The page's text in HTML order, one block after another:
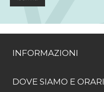
INFORMAZIONI
DOVE SIAMO E ORARI